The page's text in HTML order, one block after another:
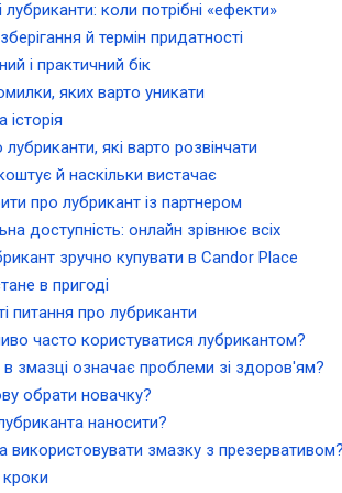
лубриканти: коли потрібні «ефекти»
й термін придатності
і практичний бік
яких варто уникати
які варто розвінчати
й наскільки вистачає
про лубрикант із партнером
доступність: онлайн зрівнює всіх
зручно купувати в Candor Place
в пригоді
питання про лубриканти
часто користуватися лубрикантом?
змазці означає проблеми зі здоров'ям?
обрати новачку?
наносити?
використовувати змазку з
кроки